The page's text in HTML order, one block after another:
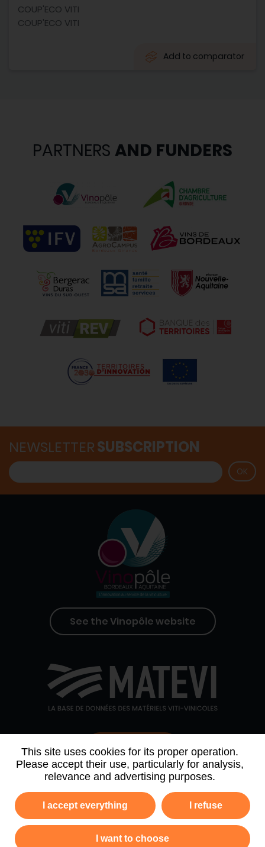
This site uses cookies for its proper operation.
Please accept their use, particularly for analysis,
relevance and advertising purposes.
I accept everything I refuse
I want to choose
COUP'ECO VITI
COUP'ECO VITI
Add to comparator
PARTNERS AND FUNDERS
NEWSLETTERSUBSCRIPTION
See the Vinopôle website
Contact us
WHO WE ARE AGENDA
PARTNERS
NEWSLETTER ARCHIVE